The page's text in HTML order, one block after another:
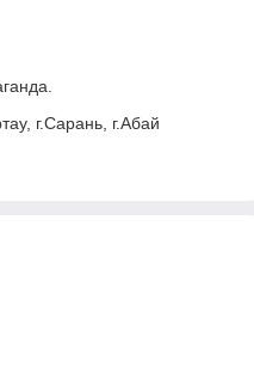
г.Сарань, г.Абай